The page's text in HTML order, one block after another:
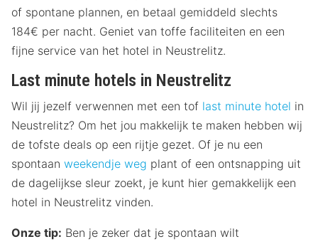
of spontane plannen, en betaal gemiddeld slechts
184€ per nacht. Geniet van toffe faciliteiten en een
fijne service van het hotel in Neustrelitz.
Last minute hotels in Neustrelitz
Wil jij jezelf verwennen met een tof last minute hotel in
Neustrelitz? Om het jou makkelijk te maken hebben wij
de tofste deals op een rijtje gezet. Of je nu een
spontaan weekendje weg plant of een ontsnapping uit
de dagelijkse sleur zoekt, je kunt hier gemakkelijk een
hotel in Neustrelitz vinden.
Onze tip: Ben je zeker dat je spontaan wilt